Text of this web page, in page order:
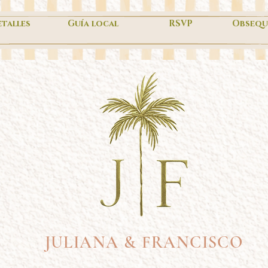
Guía local RSVP
JULIANA & FRANCISCO